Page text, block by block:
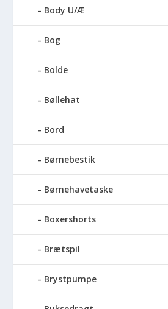
Body U/Æ
Bog
Bolde
Bøllehat
Bord
Børnebestik
Børnehavetaske
Boxershorts
Brætspil
Brystpumpe